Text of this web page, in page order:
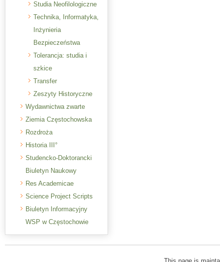
Studia Neofilologiczne
Technika, Informatyka,
Inżynieria
Bezpieczeństwa
Tolerancja: studia i
szkice
Transfer
Zeszyty Historyczne
Wydawnictwa zwarte
Ziemia Częstochowska
Rozdroża
Historia III°
Studencko-Doktorancki
Biuletyn Naukowy
Res Academicae
Science Project Scripts
Biuletyn Informacyjny
WSP w Częstochowie